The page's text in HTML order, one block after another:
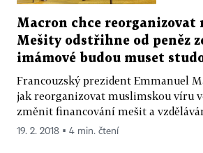
Macron chce reorganizovat
Mešity odstřihne od peněz
imámové budou muset
Francouzský prezident Emmanuel
jak reorganizovat muslimskou víru
změnit financování mešit a
19. 2. 2018 ▪ 4 min. čtení